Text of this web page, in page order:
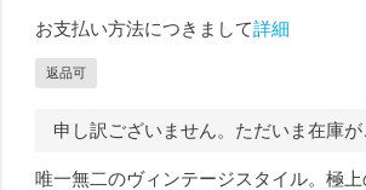
お支払い方法につきまして詳細
返品可
申し訳ございません。ただいま在庫が
唯一無二のヴィンテージスタイル。極上